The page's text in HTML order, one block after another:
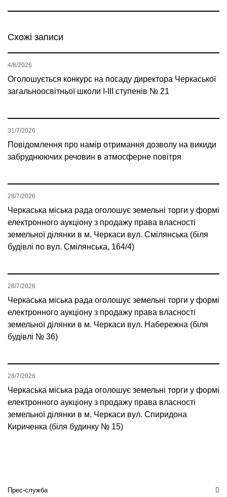
Схожі записи
Оголошується конкурс на посаду директора Черкаської
загальноосвітньої школи І-ІІІ ступенів № 21
4/8/2026
Повідомлення про намір отримання дозволу на викиди
забруднюючих речовин в атмосферне повітря
31/7/2026
Черкаська міська рада оголошує земельні торги у формі
електронного аукціону з продажу права власності
земельної ділянки в м. Черкаси вул. Смілянська (біля
будівлі по вул. Смілянська, 164/4)
28/7/2026
Черкаська міська рада оголошує земельні торги у формі
електронного аукціону з продажу права власності
земельної ділянки в м. Черкаси вул. Набережна (біля
будівлі № 36)
28/7/2026
Черкаська міська рада оголошує земельні торги у формі
електронного аукціону з продажу права власності
земельної ділянки в м. Черкаси вул. Спиридона
Кириченка (біля будинку № 15)
28/7/2026
Прес-служба